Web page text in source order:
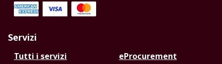
Servizi
Tutti i servizi
eProcurement